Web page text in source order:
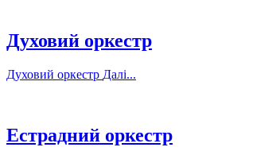
Духовий оркестр
Духовий оркестр Далі...
Естрадний оркестр